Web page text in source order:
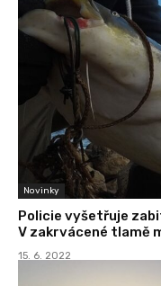
Novinky
Policie vyšetřuje
V zakrvácené tlamě
15. 6. 2022